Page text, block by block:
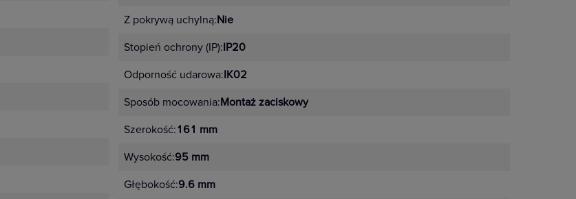
Z pokrywą uchylną:Nie
Stopień ochrony (IP):IP20
Odporność udarowa:IK02
Sposób mocowania:Montaż zaciskowy
Szerokość:161 mm
Wysokość:95 mm
Głębokość:9.6 mm